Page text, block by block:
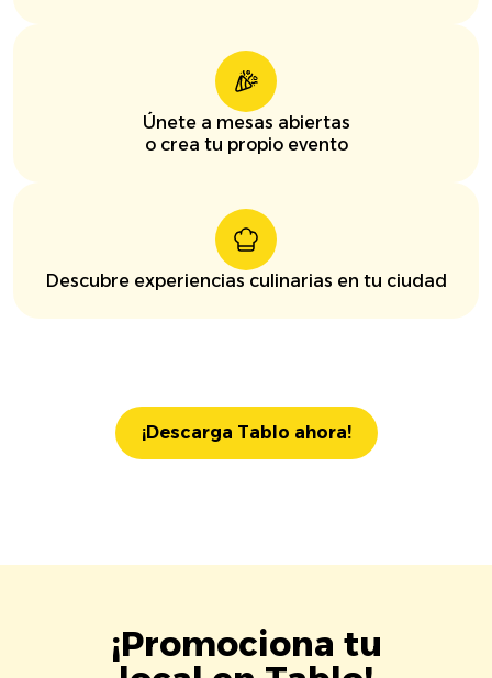
Únete a mesas abiertas
o crea tu propio evento
Descubre experiencias culinarias en tu ciudad
¡Descarga Tablo ahora!
¡Promociona tu